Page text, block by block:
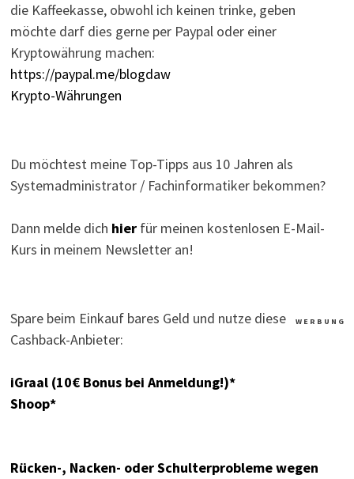
die Kaffeekasse, obwohl ich keinen trinke, geben
möchte darf dies gerne per Paypal oder einer
Kryptowährung machen:
https://paypal.me/blogdaw
Krypto-Währungen
Du möchtest meine Top-Tipps aus 10 Jahren als
Systemadministrator / Fachinformatiker bekommen?
Dann melde dich hierfür meinen kostenlosen E-Mail-
Kurs in meinem Newsletter an!
W E R B U N G
Spare beim Einkauf bares Geld und nutze diese
Cashback-Anbieter:
iGraal (10€ Bonus bei Anmeldung!)*
Shoop*
Rücken-, Nacken- oder Schulterprobleme wegen